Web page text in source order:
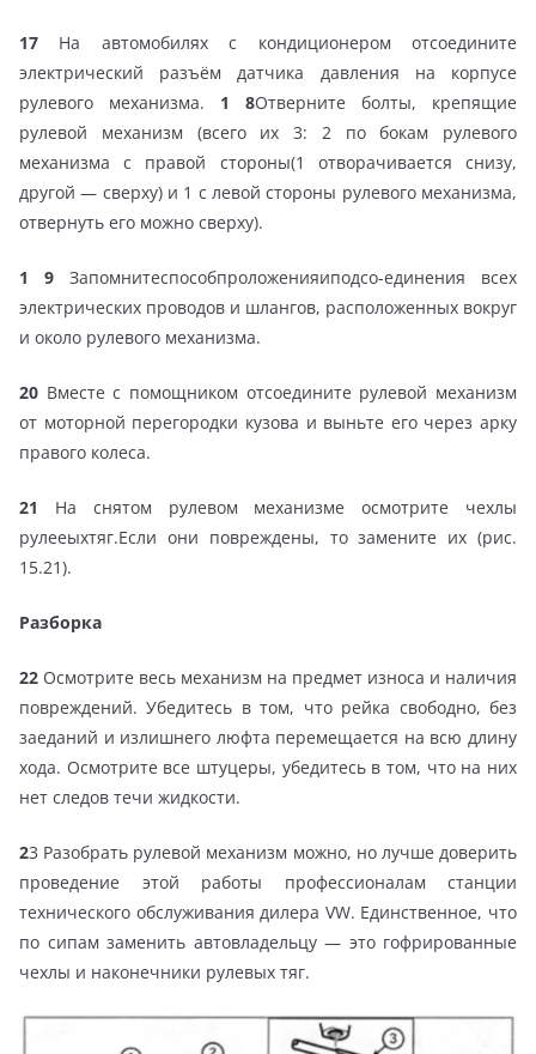
17 На автомобилях с кондиционером отсоедините
электрический разъём датчика давления на корпусе
рулевого механизма. 1 8Отверните болты, крепящие
рулевой механизм (всего их 3: 2 по бокам рулевого
механизма с правой стороны(1 отворачивается снизу,
другой — сверху) и 1 с левой стороны рулевого механизма,
отвернуть его можно сверху).
1 9 Запомнитеспособпроложенияиподсо-единения всех
электрических проводов и шлангов, расположенных вокруг
и около рулевого механизма.
20 Вместе с помощником отсоедините рулевой механизм
от моторной перегородки кузова и выньте его через арку
правого колеса.
21 На снятом рулевом механизме осмотрите чехлы
рулееыхтяг.Если они повреждены, то замените их (рис.
15.21).
Разборка
22 Осмотрите весь механизм на предмет износа и наличия
повреждений. Убедитесь в том, что рейка свободно, без
заеданий и излишнего люфта перемещается на всю длину
хода. Осмотрите все штуцеры, убедитесь в том, что на них
нет следов течи жидкости.
23 Разобрать рулевой механизм можно, но лучше доверить
проведение этой работы профессионалам станции
технического обслуживания дилера VW. Единственное, что
по сипам заменить автовладельцу — это гофрированные
чехлы и наконечники рулевых тяг.